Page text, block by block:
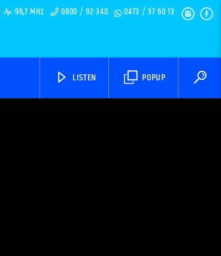
0473 / 37 60 13
0800 / 92 340
96,7 MHz
POPUP
LISTEN